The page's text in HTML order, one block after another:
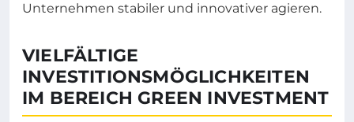
Unternehmen stabiler und innovativer agieren.
VIELFÄLTIGE
INVESTITIONSMÖGLICHKEITEN
IM BEREICH GREEN INVESTMENT